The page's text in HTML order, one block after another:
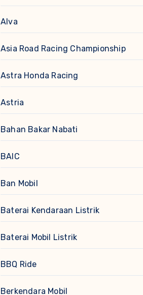
Alva
Asia Road Racing Championship
Astra Honda Racing
Astria
Bahan Bakar Nabati
BAIC
Ban Mobil
Baterai Kendaraan Listrik
Baterai Mobil Listrik
BBQ Ride
Berkendara Mobil